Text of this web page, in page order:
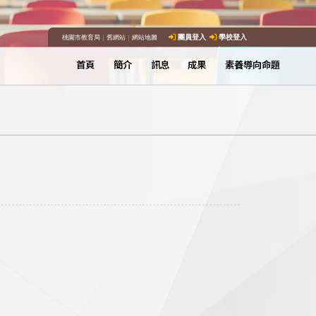
桃園市教育局｜ 舊網站｜ 網站地圖 團員登入 學校登入
首頁 簡介 訊息 成果 素養導向命題